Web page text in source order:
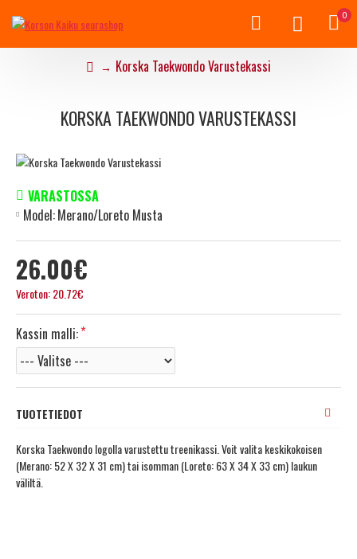
0
Korska Taekwondo Varustekassi
KORSKA TAEKWONDO VARUSTEKASSI
26.00€
Veroton: 20.72€
VARASTOSSA
Model:Merano/Loreto Musta
Kassin malli:
TUOTETIEDOT
Korska Taekwondo logolla varustettu treenikassi. Voit valita keskikokoisen
(Merano: 52 X 32 X 31 cm) tai isomman (Loreto: 63 X 34 X 33 cm) laukun
väliltä.